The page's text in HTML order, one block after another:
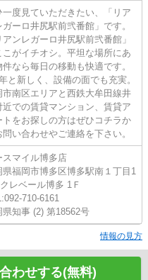
一度見ていただきたい、「リア
ガーロ井尻駅前弐番館」です。
アンレガーロ井尻駅前弐番館」
こがイチオシ。平坦な場所にあ
件なら毎日の移動も快適です。
と新しく、設備の面でも充実。
市南区エリアと西鉄大牟田線井
近での賃貸マンション、賃貸ア
トをお探しの方はぜひコチラか
問い合わせやご連絡を下さい。
スマイル博多店
県福岡市博多区博多駅南１丁目1
レベール博多 1Ｆ
710-6161
県知事 (2) 第18562号
情報の見方
わせする(無料)